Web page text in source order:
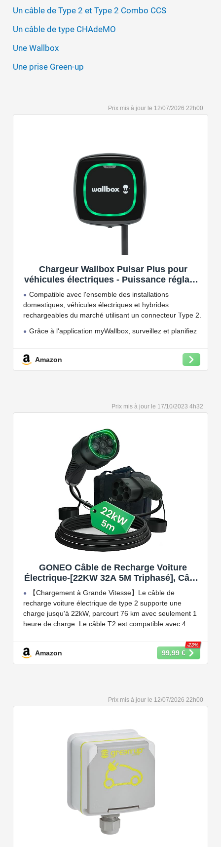
Un câble de Type 2 et Type 2 Combo CCS
Un câble de type CHAdeMO
Une Wallbox
Une prise Green-up
12/07/2026 22h00
Chargeur Wallbox Pulsar Plus pour
véhicules électriques - Puissance réglable
jusqu'à 7.4 KW, câble de Charge Type 2,
Wi-FI et Bluetooth, OCPP
Compatible avec l'ensemble des installations
domestiques, véhicules électriques et hybrides
rechargeables du marché utilisant un connecteur Type 2.
Grâce à l'application myWallbox, surveillez et planifiez
Convient à une installation à l'intérieur et à l'extérieur,
Capacité de charge à puissance réglable jusqu'à 22
kW. Câble de charge Type 2 de 5 ou 7 mètres de long.
Compatible avec tous les compteurs d'énergie Wallbox
permettant d'éviter les pannes de courant, les surprises
sur vos factures d'énergie et de charger votre VE avec
vos panneaux solaires.
Amazon
17/10/2023 4h32
GONEO Câble de Recharge Voiture
Électrique-[22KW 32A 5M Triphasé], Câble
Type 2 à Type 2 EV/PHEV, Câble T2 avec
Sac de Transport, Compatible avec Model
3/S/X/Y, e-208, ID.5, E-Tron, IONIQ 5, Zoe,
etc
【Chargement à Grande Vitesse】Le câble de
recharge voiture électrique de type 2 supporte une
charge jusqu'à 22kW, parcourt 76 km avec seulement 1
heure de charge. Le câble T2 est compatible avec 4
【Conception Sécurisée】Nos câbles type 2 vous
de recharge de type 1, CCS1, CHAdeMO et GB/T.
voiture électrique de type 2 est conforme à la norme
européenne IEC 62196 et convient à tous les EV et
PHEV avec type 2 et CCS2. Convient aux modèles
Y/3/S/X, i3, iX, ID.3, ID.4, ID.5, E-Tron, ZOE, Kona, Leaf,
【Qualité Solide et Fiable】Résistant à l'eau - IP54,
utilise un câble TPU de haute qualité, isolé sans choc
électrique, résistant à l'usure et à la flexion. Testé avec
10,000 cycles d'insertion et une capacité de charge de 2
tonnes et un test de chute d'un mètre, évitant les risques
Amazon 99,99 €
-23%
12/07/2026 22h00